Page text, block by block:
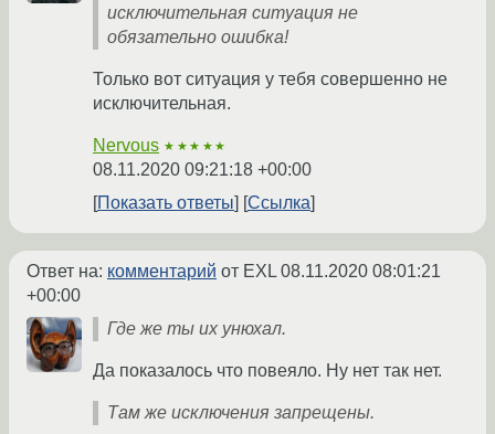
исключительная ситуация не
обязательно ошибка!
Только вот ситуация у тебя совершенно не
исключительная.
Nervous ★★★★★
08.11.2020 09:21:18 +00:00
Показать ответы
Ссылка
Ответ на: комментарий от EXL08.11.2020 08:01:21
+00:00
Где же ты их унюхал.
Да показалось что повеяло. Ну нет так нет.
Там же исключения запрещены.